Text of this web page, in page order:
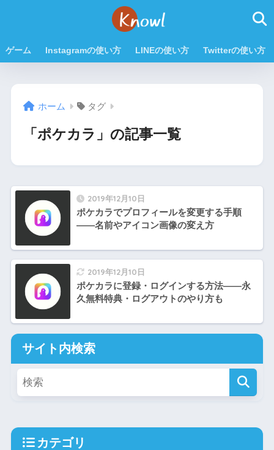
ゲーム Instagramの使い方 LINEの使い方 Twitterの使い方
ホーム タグ
「ポケカラ」の記事一覧
2019年12月10日
ポケカラでプロフィールを変更する手順
——名前やアイコン画像の変え方
2019年12月10日
ポケカラに登録・ログインする方法——永
久無料特典・ログアウトのやり方も
サイト内検索
カテゴリ